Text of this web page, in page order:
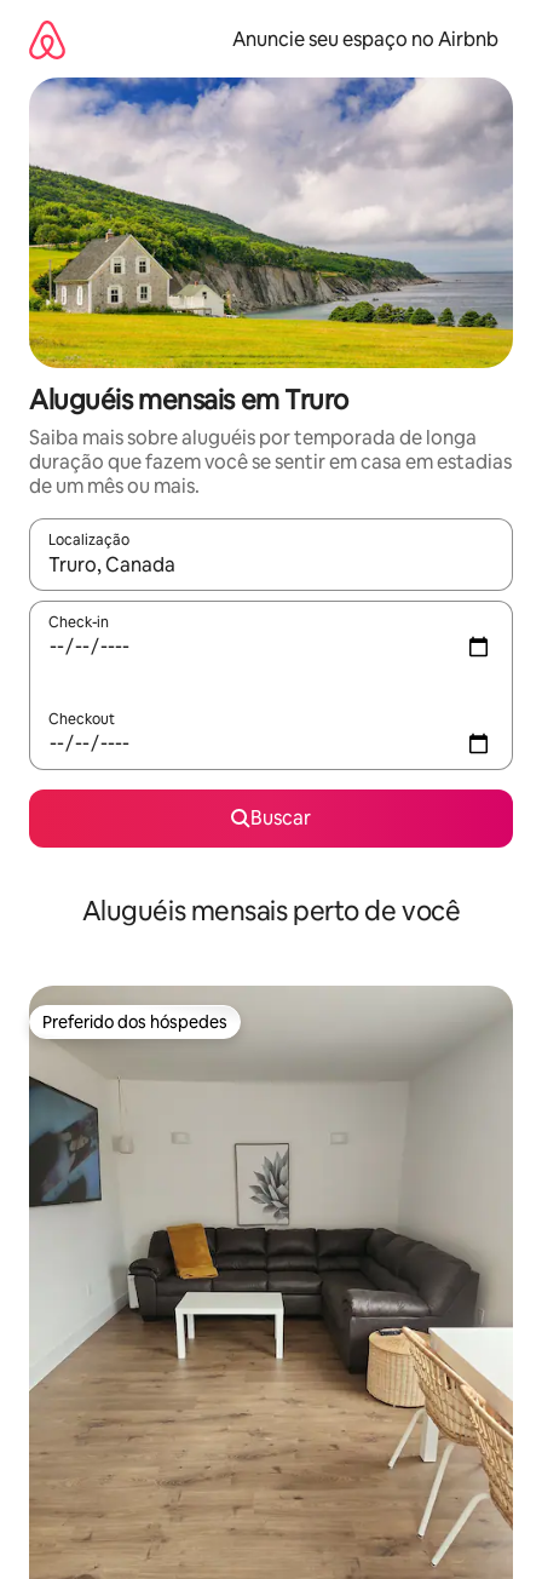
para
conteúdo
Anuncie seu espaço no Airbnb
Aluguéis mensais em Truro
Saiba mais sobre aluguéis por temporada de longa
duração que fazem você se sentir em casa em estadias
de um mês ou mais.
Localização
Quando os resultados estiverem disponíveis, explore-os
Check-in
Checkout
Buscar
Aluguéis mensais perto de você
Preferido dos hóspedes
Preferido dos hóspedes